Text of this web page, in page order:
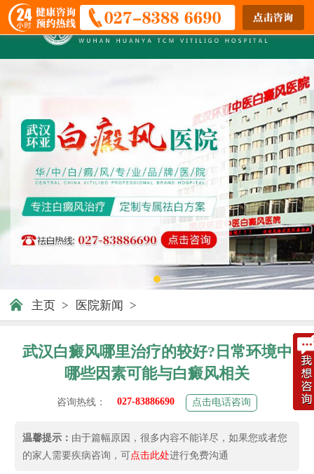
主页 > 医院新闻 >
武汉白癜风哪里治疗的较好?日常环境中
哪些因素可能与白癜风相关
咨询热线： 027-83886690 点击电话咨询
温馨提示： 由于篇幅原因，很多内容不能详尽，如果您或者您
的家人需要疾病咨询，可点击此处进行免费沟通